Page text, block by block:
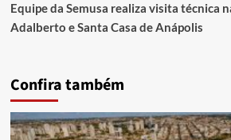
Equipe da Semusa realiza visita técnica
Adalberto e Santa Casa de Anápolis
Confira também